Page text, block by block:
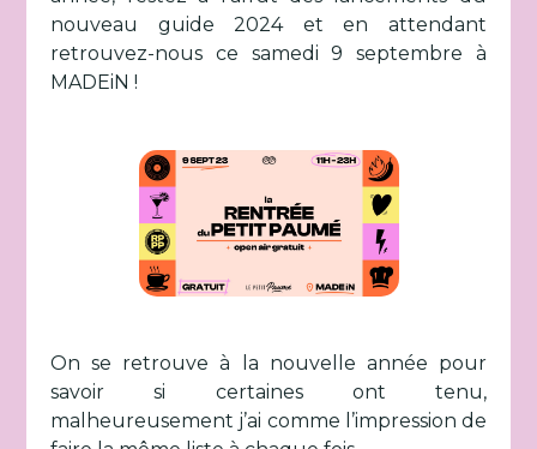
nouveau guide 2024 et en attendant
retrouvez-nous ce samedi 9 septembre à
MADEiN !
On se retrouve à la nouvelle année pour
savoir si certaines ont tenu,
malheureusement j’ai comme l’impression de